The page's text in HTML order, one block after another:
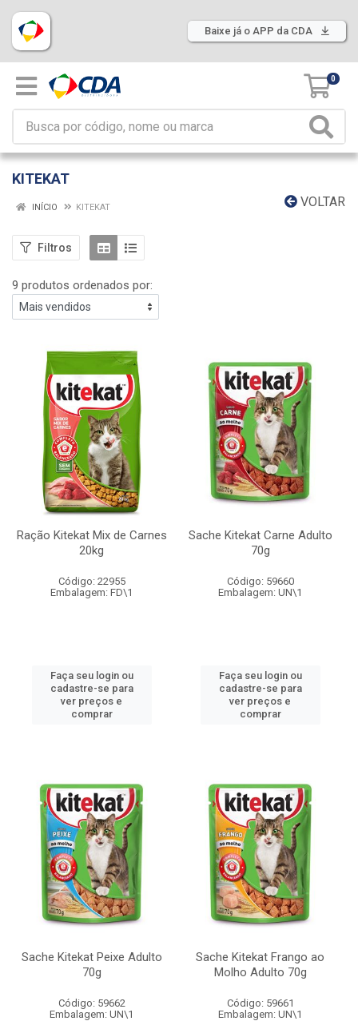
Baixe já o APP da CDA
0
KITEKAT
VOLTAR
INÍCIO KITEKAT
Filtros
9 produtos ordenados por:
Ração Kitekat Mix de Carnes
20kg
Código: 22955
Embalagem: FD\1
Faça seu login ou
cadastre-se para
ver preços e
comprar
Sache Kitekat Carne Adulto
70g
Código: 59660
Embalagem: UN\1
Faça seu login ou
cadastre-se para
ver preços e
comprar
Sache Kitekat Peixe Adulto
70g
Código: 59662
Embalagem: UN\1
Sache Kitekat Frango ao
Molho Adulto 70g
Código: 59661
Embalagem: UN\1